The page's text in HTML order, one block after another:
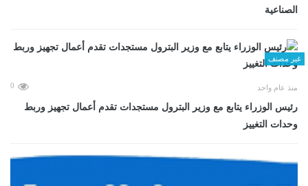
الصناعية
غير مصنف
منذ عام واحد 0
رئيس الوزراء يتابع مع وزير البترول مستجدات تقدم أعمال تجهيز وربط
وحدات التغييز